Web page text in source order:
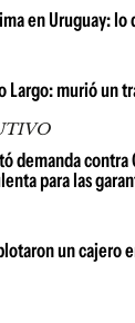
en Uruguay: lo
Largo: murió un
demanda
para las
un cajero